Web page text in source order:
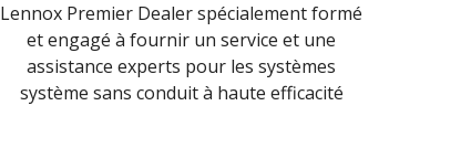
Lennox Premier Dealer spécialement formé
et engagé à fournir un service et une
assistance experts pour les systèmes
système sans conduit à haute efficacité